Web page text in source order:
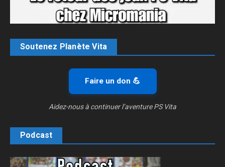
Soutenez Planète Vita
Faire un don 💪
Aidez-nous à continuer l’aventure PS Vita
Podcast